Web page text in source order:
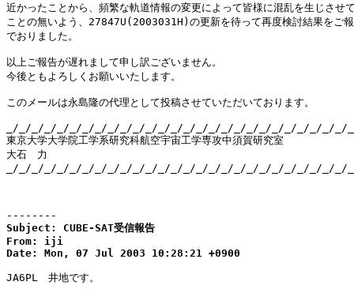
近かったことから、頻繁な軌道情報の変更によって皆様に混乱を生じさせ
ことの無いよう、27847U(2003031H)の更新を待って再度検討結果をご
でおりました。
以上ご報告が遅れまして申し訳ございません。
今後ともよろしくお願いいたします。
このメールは永島隆の代理として投稿させていただいております。
_/_/_/_/_/_/_/_/_/_/_/_/_/_/_/_/_/_/_/_/_/_/_/_/_/_/_/
東京大学大学院工学系研究科航空宇宙工学専攻中須賀研究室
大石　力
_/_/_/_/_/_/_/_/_/_/_/_/_/_/_/_/_/_/_/_/_/_/_/_/_/_/_/
--------
Subject: CUBE-SAT受信報告
From: iji
Date: Mon, 07 Jul 2003 10:28:21 +0900
JA6PL　井地です。